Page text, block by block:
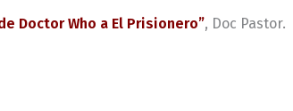
Doctor Who a El Prisionero”, Doc Pastor.